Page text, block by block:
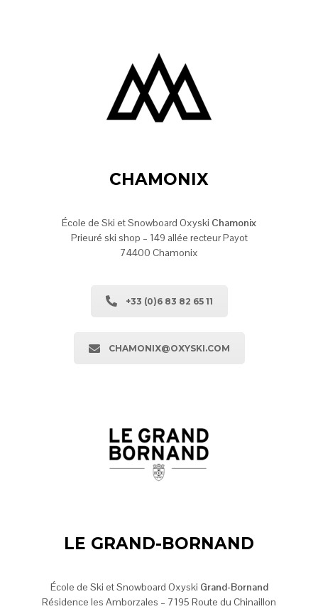
CHAMONIX
École de Ski et Snowboard Oxyski Chamonix
Prieuré ski shop – 149 allée recteur Payot
74400 Chamonix
+33 (0)6 83 82 65 11
CHAMONIX@OXYSKI.COM
LE GRAND-BORNAND
École de Ski et Snowboard Oxyski Grand-Bornand
Résidence les Amborzales – 7195 Route du Chinaillon